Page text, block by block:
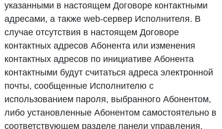
указанными в настоящем Договоре контактными
адресами, а также web-сервер Исполнителя. В
случае отсутствия в настоящем Договоре
контактных адресов Абонента или изменения
контактных адресов по инициативе Абонента
контактными будут считаться адреса электронной
почты, сообщенные Исполнителю с
использованием пароля, выбранного Абонентом,
либо установленные Абонентом самостоятельно в
соответствующем разделе панели управления.